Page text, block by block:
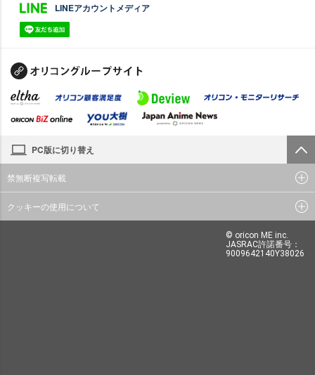
LINEアカウントメディア
PC版に切り替え
禁無断複写転載
クッキーの使用について
© oricon ME inc.
JASRAC許諾番号：
9009642140Y38026